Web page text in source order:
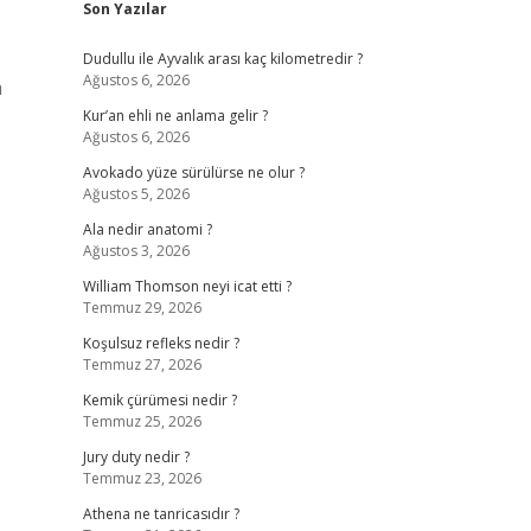
Son Yazılar
Dudullu ile Ayvalık arası kaç kilometredir ?
Ağustos 6, 2026
Kur’an ehli ne anlama gelir ?
Ağustos 6, 2026
Avokado yüze sürülürse ne olur ?
Ağustos 5, 2026
Ala nedir anatomi ?
Ağustos 3, 2026
William Thomson neyi icat etti ?
Temmuz 29, 2026
Koşulsuz refleks nedir ?
Temmuz 27, 2026
Kemik çürümesi nedir ?
Temmuz 25, 2026
Jury duty nedir ?
Temmuz 23, 2026
Athena ne tanricasıdır ?